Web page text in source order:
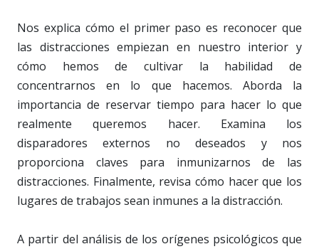
Nos explica cómo el primer paso es reconocer que
las distracciones empiezan en nuestro interior y
cómo hemos de cultivar la habilidad de
concentrarnos en lo que hacemos. Aborda la
importancia de reservar tiempo para hacer lo que
realmente queremos hacer. Examina los
disparadores externos no deseados y nos
proporciona claves para inmunizarnos de las
distracciones. Finalmente, revisa cómo hacer que los
lugares de trabajos sean inmunes a la distracción.
A partir del análisis de los orígenes psicológicos que